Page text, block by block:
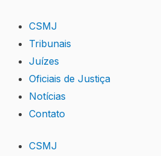
content
CSMJ
Tribunais
Juízes
Oficiais de Justiça
Notícias
Contato
CSMJ